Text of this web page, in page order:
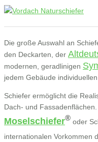
Die große Auswahl an
den Deckarten, der
modernen, geradlinigen
jedem Gebäude
Schiefer ermöglicht die
Dach- und
Moselschiefer® oder
internationalen Vorkommen